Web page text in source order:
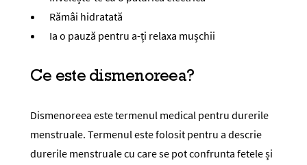
Rămâi hidratată
Ia o pauză pentru a-ți relaxa mușchii
Ce este dismenoreea?
Dismenoreea este termenul medical pentru durerile
menstruale. Termenul este folosit pentru a descrie
durerile menstruale cu care se pot confrunta fetele și